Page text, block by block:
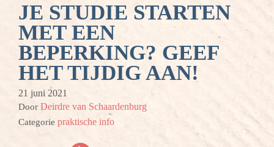
JE STUDIE STARTEN
MET EEN
BEPERKING? GEEF
HET TIJDIG AAN!
21 juni 2021
Door Deirdre van Schaardenburg
Categorie praktische info